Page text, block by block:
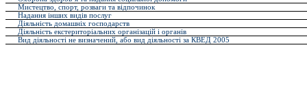
Мистецтво, спорт, розваги та відпочинок
Надання інших видів послуг
Діяльність домашніх господарств
Діяльність екстериторіальних організацій і органів
Вид діяльності не визначений, або вид діяльності за КВЕД 2005